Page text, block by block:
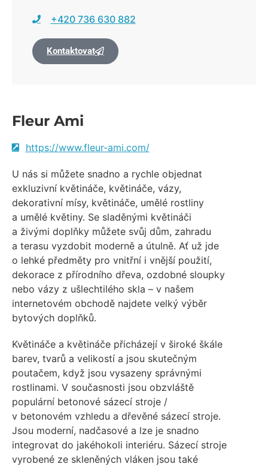
+420 736 630 882
Kontaktovat
Fleur Ami
https://www.fleur-ami.com/
U nás si můžete snadno a rychle objednat
exkluzivní květináče, květináče, vázy,
dekorativní mísy, květináče, umělé rostliny
a umělé květiny. Se sladěnými květináči
a živými doplňky můžete svůj dům, zahradu
a terasu vyzdobit moderně a útulně. Ať už jde
o lehké předměty pro vnitřní i vnější použití,
dekorace z přírodního dřeva, ozdobné sloupky
nebo vázy z ušlechtilého skla – v našem
internetovém obchodě najdete velký výběr
bytových doplňků.
Květináče a květináče přicházejí v široké škále
barev, tvarů a velikostí a jsou skutečným
poutačem, když jsou vysazeny správnými
rostlinami. V současnosti jsou obzvláště
populární betonové sázecí stroje /
v betonovém vzhledu a dřevěné sázecí stroje.
Jsou moderní, nadčasové a lze je snadno
integrovat do jakéhokoli interiéru. Sázecí stroje
vyrobené ze skleněných vláken jsou také